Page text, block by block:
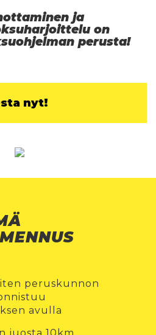
ja
on
perusta!
nyt!
peruskunnon
avulla